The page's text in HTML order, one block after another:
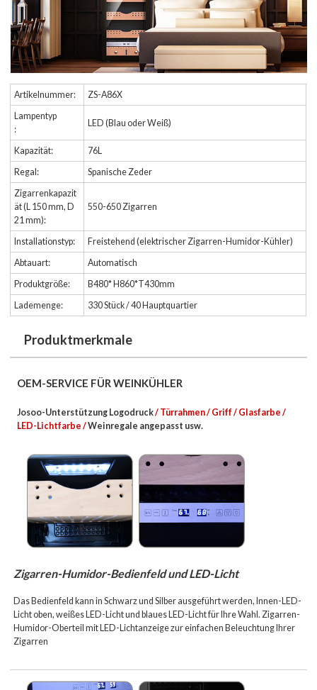
Artikelnummer:
ZS-A86X
Lampentyp
:
LED (Blau oder Weiß)
Kapazität:
76L
Regal:
Spanische Zeder
Zigarrenkapazit
ät (L 150 mm, D
21 mm):
550-650 Zigarren
Installationstyp:
Freistehend (elektrischer Zigarren-Humidor-Kühler)
Abtauart:
Automatisch
Produktgröße:
B480* H860*T430mm
Lademenge:
330 Stück / 40 Hauptquartier
Produktmerkmale
OEM-SERVICE FÜR WEINKÜHLER
Josoo-Unterstützung Logodruck/ Türrahmen / Griff / Glasfarbe /
LED-Lichtfarbe /Weinregale angepasst usw.
Zigarren-Humidor-Bedienfeld und LED-Licht
Das Bedienfeld kann in Schwarz und Silber ausgeführt werden, Innen-LED-
Licht oben, weißes LED-Licht und blaues LED-Licht für Ihre Wahl.Zigarren-
Humidor-Oberteil mit LED-Lichtanzeige zur einfachen Beleuchtung Ihrer
Zigarren